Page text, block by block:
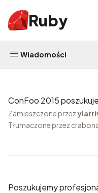
Ruby
Wiadomości
ConFoo 2015
Zamieszczone przez
Tłumaczone przez
Poszukujemy